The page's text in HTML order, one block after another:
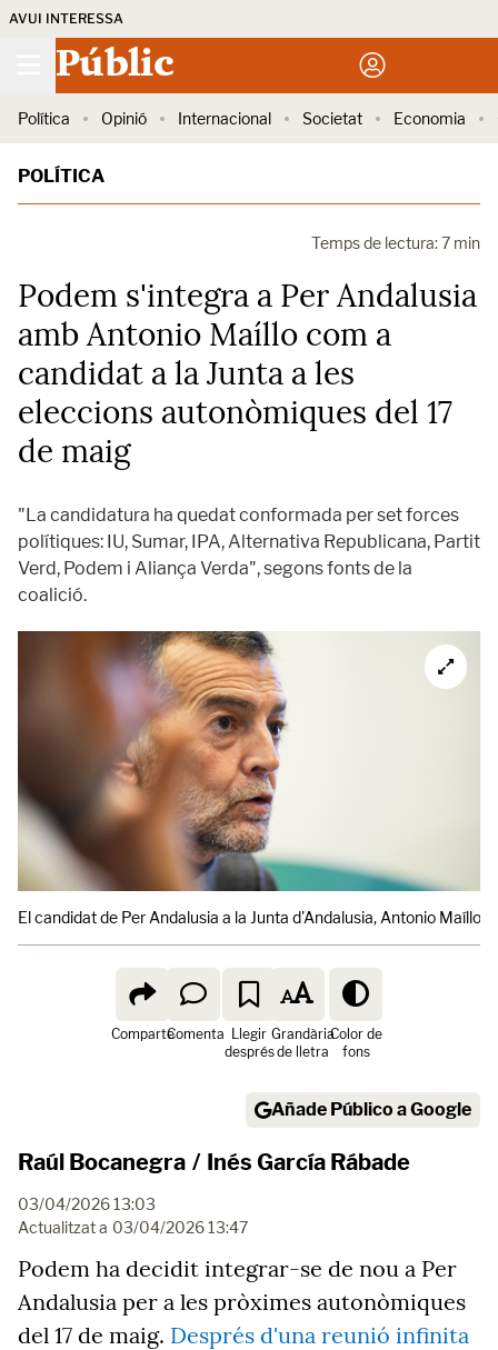
AVUI INTERESSA
Públic
Política Opinió Internacional Societat Economia
POLÍTICA
Temps de lectura: 7 min
Podem s'integra a Per Andalusia
amb Antonio Maíllo com a
candidat a la Junta a les
eleccions autonòmiques del 17
de maig
"La candidatura ha quedat conformada per set forces
polítiques: IU, Sumar, IPA, Alternativa Republicana, Partit
Verd, Podem i Aliança Verda", segons fonts de la
coalició.
El candidat de Per Andalusia a la Junta d'Andalusia, Antonio Maíllo.
ComparteComenta Llegir
després
Grandària
de lletra
Color de
fons
Añade Público a Google
Raúl Bocanegra / Inés García Rábade
03/04/2026 13:03
Actualitzat a 03/04/2026 13:47
Podem ha decidit integrar-se de nou a Per
Andalusia per a les pròximes autonòmiques
del 17 de maig. Després d'una reunió infinita